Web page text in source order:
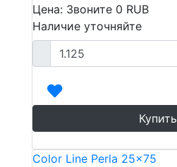
Цена: Звоните 0 RUB
Наличие уточняйте
Купить
Color Line Perla 25x75